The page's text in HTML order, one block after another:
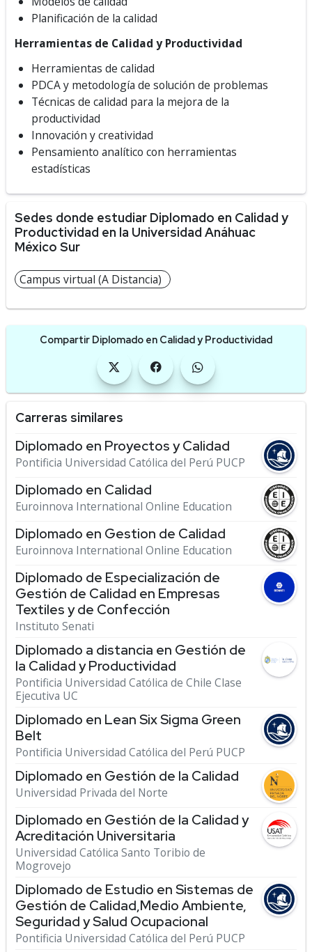
Planificación de la calidad
Herramientas de Calidad y Productividad
Herramientas de calidad
PDCA y metodología de solución de problemas
Técnicas de calidad para la mejora de la
productividad
Innovación y creatividad
Pensamiento analítico con herramientas
estadísticas
Sedes donde estudiar Diplomado en Calidad y
Productividad en la Universidad Anáhuac
México Sur
Campus virtual (A Distancia)
Compartir Diplomado en Calidad y Productividad
Carreras similares
Diplomado en Proyectos y Calidad
Pontificia Universidad Católica del Perú PUCP
Diplomado en Calidad
Euroinnova International Online Education
Diplomado en Gestion de Calidad
Euroinnova International Online Education
Diplomado de Especialización de
Gestión de Calidad en Empresas
Textiles y de Confección
Instituto Senati
Diplomado a distancia en Gestión de
la Calidad y Productividad
Pontificia Universidad Católica de Chile Clase
Ejecutiva UC
Diplomado en Lean Six Sigma Green
Belt
Pontificia Universidad Católica del Perú PUCP
Diplomado en Gestión de la Calidad
Universidad Privada del Norte
Diplomado en Gestión de la Calidad y
Acreditación Universitaria
Universidad Católica Santo Toribio de
Mogrovejo
Diplomado de Estudio en Sistemas de
Gestión de Calidad,Medio Ambiente,
Seguridad y Salud Ocupacional
Pontificia Universidad Católica del Perú PUCP